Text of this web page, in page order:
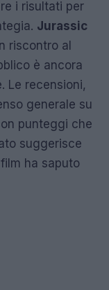
i risultati per
Jurassic
riscontro al
è ancora
Le recensioni,
generale su
punteggi che
suggerisce
ha saputo